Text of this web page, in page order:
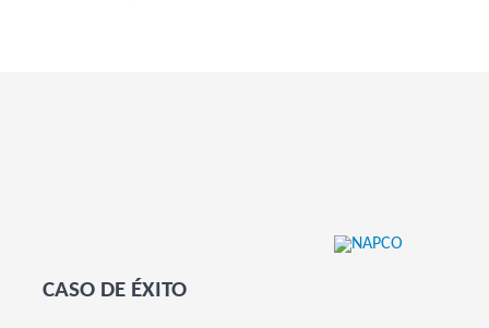
CASO DE ÉXITO